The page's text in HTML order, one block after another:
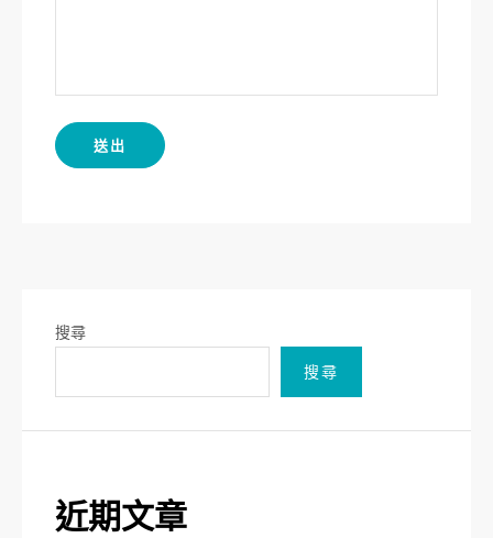
搜尋
搜尋
近期文章